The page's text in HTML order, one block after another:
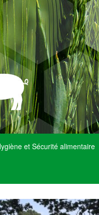
et Sécurité alimentaire